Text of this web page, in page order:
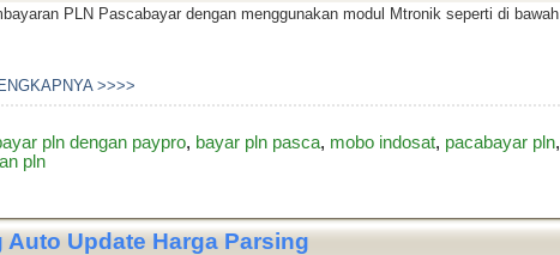
PLN Pascabayar dengan menggunakan modul Mtronik seperti di bawah
>>>>
pln dengan paypro, bayar pln pasca, mobo indosat, pacabayar pln,
pln
Auto Update Harga Parsing